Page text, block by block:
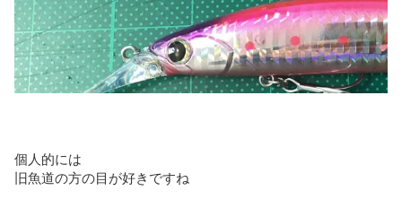
個人的には
旧魚道の方の目が好きですね